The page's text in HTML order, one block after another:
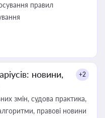
правил
новини,
+2
змін, судова практика,
правові новини